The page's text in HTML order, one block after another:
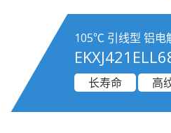
105℃ 引线型 铝电
长寿命
高